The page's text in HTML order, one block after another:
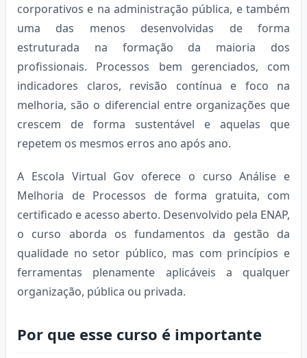
corporativos e na administração pública, e também
uma das menos desenvolvidas de forma
estruturada na formação da maioria dos
profissionais. Processos bem gerenciados, com
indicadores claros, revisão contínua e foco na
melhoria, são o diferencial entre organizações que
crescem de forma sustentável e aquelas que
repetem os mesmos erros ano após ano.
A Escola Virtual Gov oferece o curso Análise e
Melhoria de Processos de forma gratuita, com
certificado e acesso aberto. Desenvolvido pela ENAP,
o curso aborda os fundamentos da gestão da
qualidade no setor público, mas com princípios e
ferramentas plenamente aplicáveis a qualquer
organização, pública ou privada.
Por que esse curso é importante